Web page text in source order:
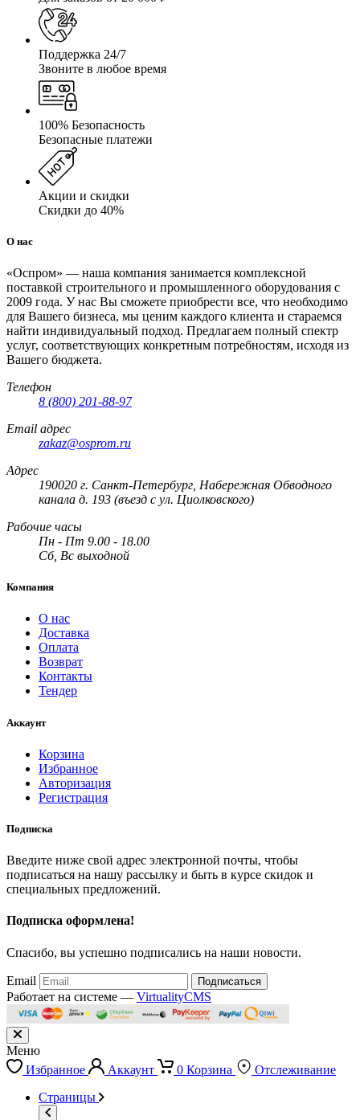
Поддержка 24/7
Звоните в любое время
100% Безопасность
Безопасные платежи
Акции и скидки
Скидки до 40%
О нас
«Оспром» — наша компания занимается комплексной
поставкой строительного и промышленного оборудования с
2009 года. У нас Вы сможете приобрести все, что необходимо
для Вашего бизнеса, мы ценим каждого клиента и стараемся
найти индивидуальный подход. Предлагаем полный спектр
услуг, соответствующих конкретным потребностям, исходя из
Вашего бюджета.
Телефон
8 (800) 201-88-97
Email адрес
zakaz@osprom.ru
Адрес
190020 г. Санкт-Петербург, Набережная Обводного
канала д. 193 (въезд с ул. Циолковского)
Рабочие часы
Пн - Пт 9.00 - 18.00
Сб, Вс выходной
Компания
О нас
Доставка
Оплата
Возврат
Контакты
Тендер
Аккаунт
Корзина
Избранное
Авторизация
Регистрация
Подписка
Введите ниже свой адрес электронной почты, чтобы
подписаться на нашу рассылку и быть в курсе скидок и
специальных предложений.
Подписка оформлена!
Спасибо, вы успешно подписались на наши новости.
Email Подписаться
Работает на системе — VirtualityCMS
Меню
Избранное
Аккаунт 0 Корзина
Отслеживание
Страницы